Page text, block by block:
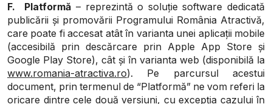
F. Platformă – reprezintă o soluție software dedicată
publicării și promovării Programului România Atractivă,
care poate fi accesat atât în varianta unei aplicații mobile
(accesibilă prin descărcare prin Apple App Store și
Google Play Store), cât și în varianta web (disponibilă la
www.romania-atractiva.ro). Pe parcursul acestui
document, prin termenul de “Platformă” ne vom referi la
oricare dintre cele două versiuni, cu excepția cazului în